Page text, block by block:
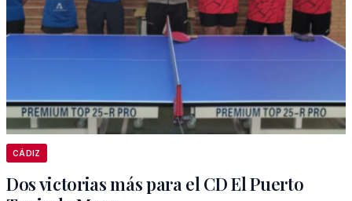
CÁDIZ
Dos victorias más para el CD El Puerto